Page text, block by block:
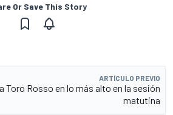
Or Save This Story
ARTÍCULO PREVIO
Toro Rosso en lo más alto en la sesión
matutina